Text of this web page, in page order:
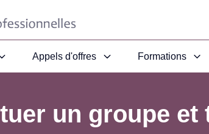
Appels d'offres Formations
un groupe et